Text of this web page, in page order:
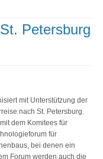
Petersburg
mit Unterstützung der
nach St. Petersburg.
dem Komitees für
für
bei denen ein
Forum werden auch die